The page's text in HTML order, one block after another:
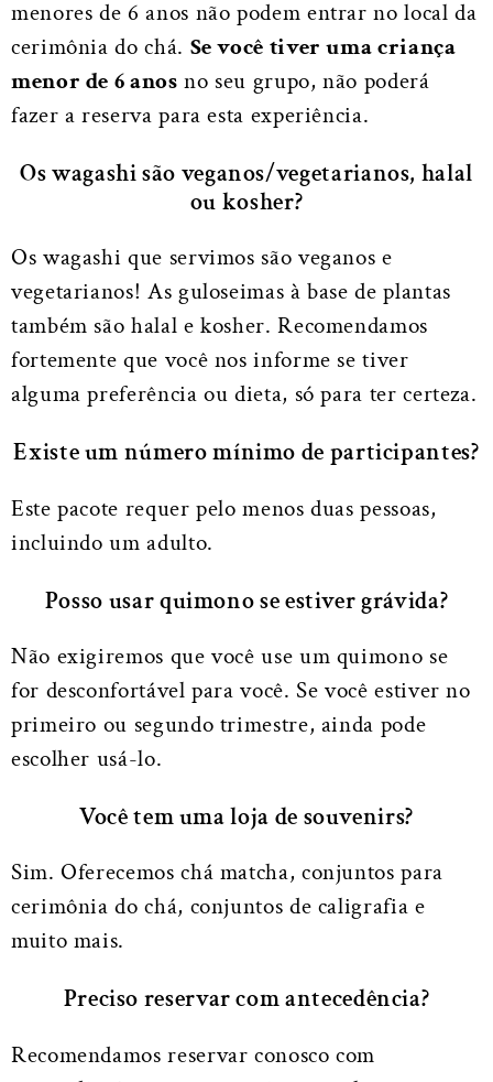
menores de 6 anos não podem entrar no local da
cerimônia do chá. Se você tiver uma criança
menor de 6 anos no seu grupo, não poderá
fazer a reserva para esta experiência.
Os wagashi são veganos/vegetarianos, halal
ou kosher?
Os wagashi que servimos são veganos e
vegetarianos! As guloseimas à base de plantas
também são halal e kosher. Recomendamos
fortemente que você nos informe se tiver
alguma preferência ou dieta, só para ter certeza.
Existe um número mínimo de participantes?
Este pacote requer pelo menos duas pessoas,
incluindo um adulto.
Posso usar quimono se estiver grávida?
Não exigiremos que você use um quimono se
for desconfortável para você. Se você estiver no
primeiro ou segundo trimestre, ainda pode
escolher usá-lo.
Você tem uma loja de souvenirs?
Sim. Oferecemos chá matcha, conjuntos para
cerimônia do chá, conjuntos de caligrafia e
muito mais.
Preciso reservar com antecedência?
Recomendamos reservar conosco com